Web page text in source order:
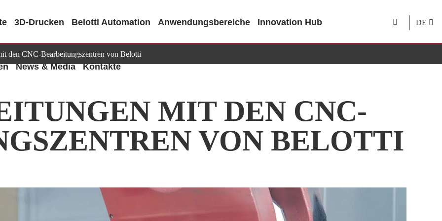
3D-Drucken Belotti Automation Anwendungsbereiche Innovation Hub
News & Media Kontakte
DE
den CNC-Bearbeitungszentren von Belotti
MIT DEN CNC-
VON BELOTTI